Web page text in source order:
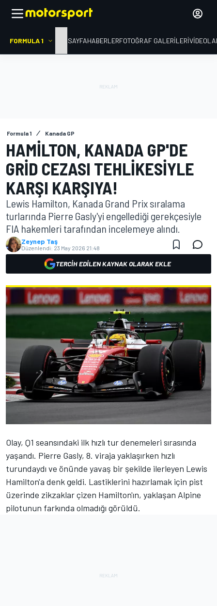
FORMULA 1 ANA SAYFAHABERLERFOTOĞRAF GALERILERI
Formula 1 Kanada GP
HAMILTON, KANADA GP'DE
GRID CEZASI TEHLIKESIYLE
KARŞI KARŞIYA!
Lewis Hamilton, Kanada Grand Prix sıralama
turlarında Pierre Gasly'yi engellediği gerekçesiyle
FIA hakemleri tarafından incelemeye alındı.
Zeynep Taş
Düzenlendi: 23 May 2026 21:48
TERCIH EDILEN KAYNAK OLARAK EKLE
Olay, Q1 seansındaki ilk hızlı tur denemeleri sırasında
yaşandı. Pierre Gasly, 8. viraja yaklaşırken hızlı
turundaydı ve önünde yavaş bir şekilde ilerleyen Lewis
Hamilton'a denk geldi. Lastiklerini hazırlamak için pist
üzerinde zikzaklar çizen Hamilton'ın, yaklaşan Alpine
pilotunun farkında olmadığı görüldü.